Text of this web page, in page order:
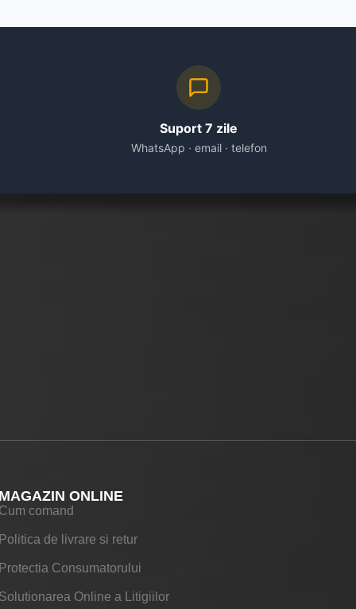
Suport 7 zile
WhatsApp · email · telefon
ONLINE
comand
de livrare si retur
Consumatorului
Online a Litigiilor